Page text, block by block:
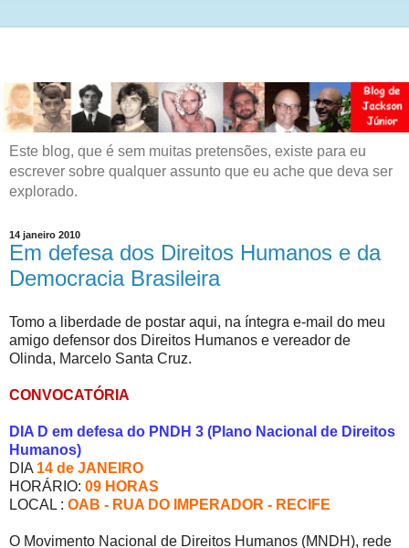
Este blog, que é sem muitas pretensões, existe para eu
escrever sobre qualquer assunto que eu ache que deva ser
explorado.
14 janeiro 2010
Em defesa dos Direitos Humanos e da
Democracia Brasileira
Tomo a liberdade de postar aqui, na íntegra e-mail do meu
amigo defensor dos Direitos Humanos e vereador de
Olinda, Marcelo Santa Cruz.
CONVOCATÓRIA
DIA D em defesa do PNDH 3 (Plano Nacional de Direitos
Humanos)
DIA 14 de JANEIRO
HORÁRIO: 09 HORAS
LOCAL : OAB - RUA DO IMPERADOR - RECIFE
O Movimento Nacional de Direitos Humanos (MNDH), rede